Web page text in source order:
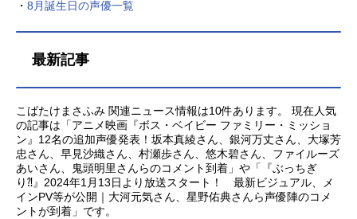
・ 8月誕生日の声優一覧
最新記事
こばたけまさふみ 関連ニュース情報は10件あります。 現在人気
の記事は「アニメ映画『ボス・ベイビー ファミリー・ミッショ
ン』12名の追加声優発表！坂本真綾さん、銀河万丈さん、大塚芳
忠さん、早見沙織さん、村瀬歩さん、悠木碧さん、ファイルーズ
あいさん、鬼頭明里さんらのコメント到着」や「『ぶっちぎ
り⁈』2024年1月13日より放送スタート！ 最新ビジュアル、メ
インPV等が公開｜大河元気さん、星野佑典さんら声優陣のコメ
ントが到着」です。